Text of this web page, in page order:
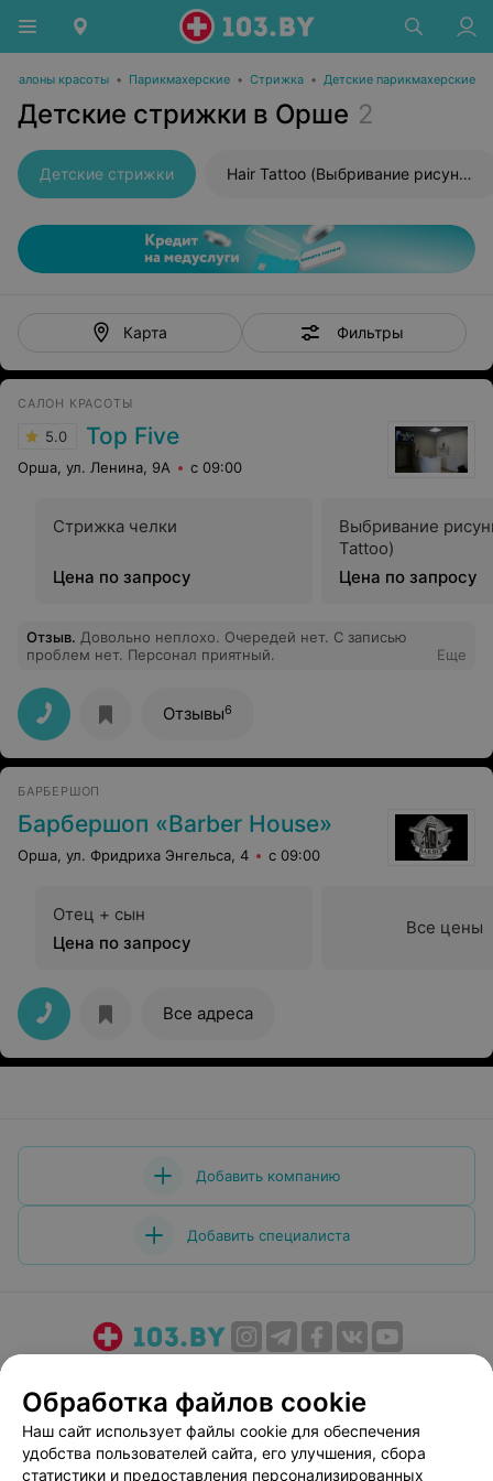
Салоны красоты • Парикмахерские • Стрижка • Детские парикмахерские
Детские стрижки в Орше 2
Детские стрижки Hair Tattoo (Выбривание рисунка)
Карта Фильтры
САЛОН КРАСОТЫ
5.0 Top Five
Орша, ул. Ленина, 9А с 09:00
Стрижка челки
Цена по запросу
Выбривание
Tattoo)
Цена по запросу
Отзыв. Довольно неплохо. Очередей нет. С записью
проблем нет. Персонал приятный.
Еще
Отзывы6
БАРБЕРШОП
Барбершоп «Barber House»
Орша, ул. Фридриха Энгельса, 4 с 09:00
Отец + сын
Цена по запросу
Все цены
Все адреса
Добавить компанию
Добавить специалиста
Медицинский маркетинг
Публичный договор
Пользовательское соглашение
Способы оплаты
Вакансии
Партнеры
Обработка файлов cookie
Наш сайт использует файлы cookie для обеспечения
удобства пользователей сайта, его улучшения, сбора
статистики и предоставления персонализированных